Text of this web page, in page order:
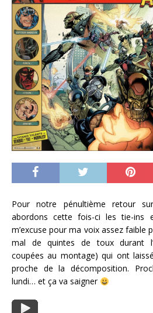
Pour notre pénultième retour
abordons cette fois-ci les tie-ins
m’excuse pour ma voix assez faible
mal de quintes de toux durant
coupées au montage) qui ont
proche de la décomposition.
lundi… et ça va saigner